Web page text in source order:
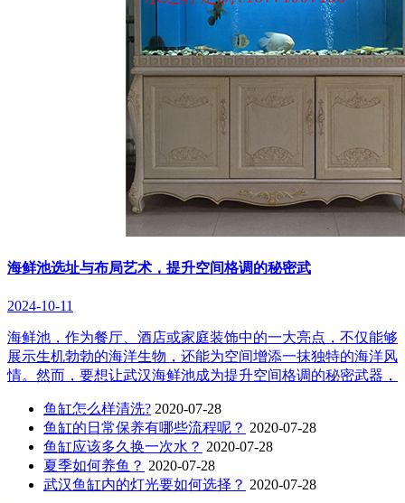
海鲜池选址与布局艺术，提升空间格调的秘密武
2024-10-11
海鲜池，作为餐厅、酒店或家庭装饰中的一大亮点，不仅能够
展示生机勃勃的海洋生物，还能为空间增添一抹独特的海洋风
情。然而，要想让武汉海鲜池成为提升空间格调的秘密武器，
鱼缸怎么样清洗? 2020-07-28
鱼缸的日常保养有哪些流程呢？ 2020-07-28
鱼缸应该多久换一次水？ 2020-07-28
夏季如何养鱼？ 2020-07-28
武汉鱼缸内的灯光要如何选择？ 2020-07-28